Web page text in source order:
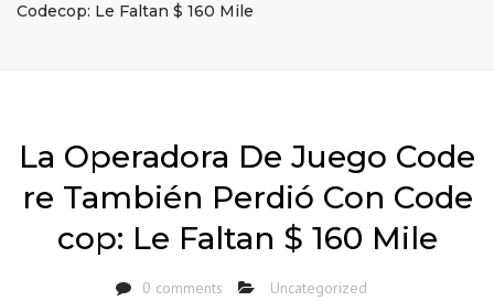
Codecop: Le Faltan $ 160 Mile
La Operadora De Juego Code
re También Perdió Con Code
cop: Le Faltan $ 160 Mile
0 comments
Uncategorized